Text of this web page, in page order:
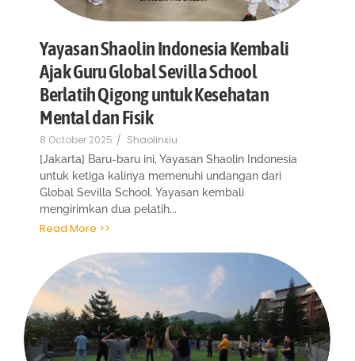
Yayasan Shaolin Indonesia Kembali
Ajak Guru Global Sevilla School
Berlatih Qigong untuk Kesehatan
Mental dan Fisik
8 October 2025 / Shaolinxiu
[Jakarta] Baru-baru ini, Yayasan Shaolin Indonesia
untuk ketiga kalinya memenuhi undangan dari
Global Sevilla School. Yayasan kembali
mengirimkan dua pelatih...
Read More >>